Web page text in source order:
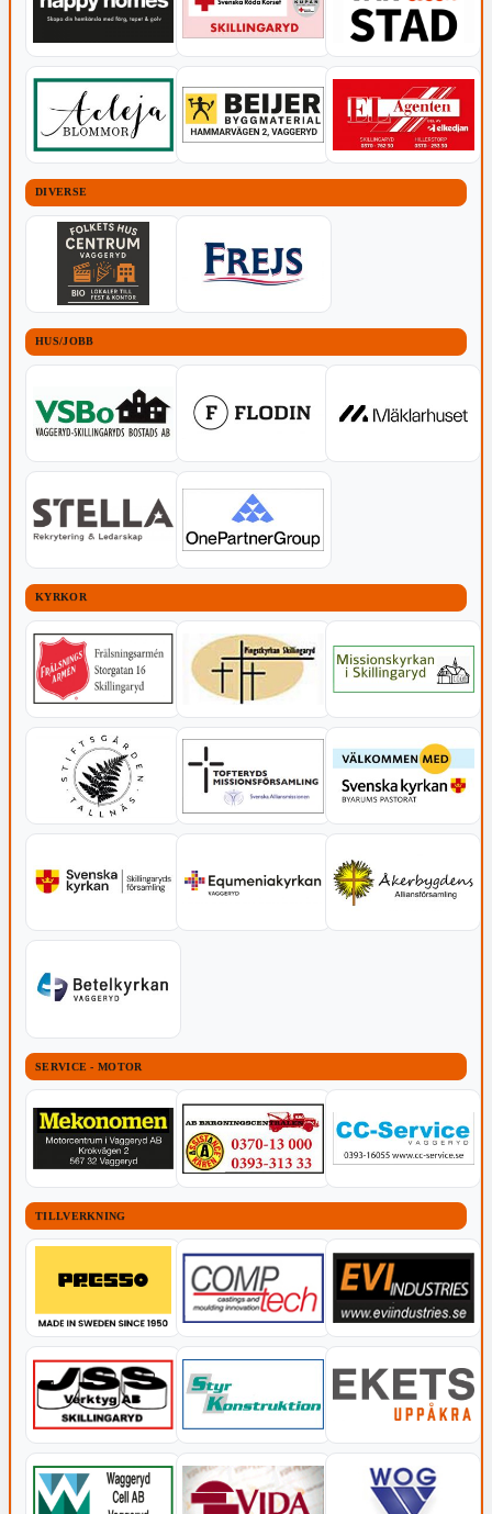
DIVERSE
HUS/JOBB
KYRKOR
SERVICE - MOTOR
TILLVERKNING